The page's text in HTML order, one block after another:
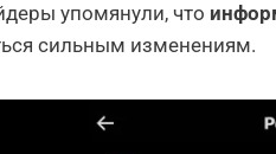
упомянули, что
сильным изменениям.